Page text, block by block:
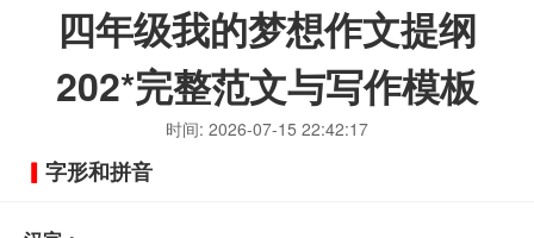
四年级我的梦想作文提纲
202*完整范文与写作模板
时间: 2026-07-15 22:42:17
字形和拼音